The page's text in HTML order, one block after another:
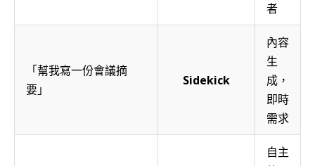
者
「幫我寫一份會議摘
要」
Sidekick
內容
生
成，
即時
需求
自主